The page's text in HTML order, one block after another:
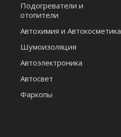
Подогреватели и
отопители
Автохимия и Автокосметика
Шумоизоляция
Автоэлектроника
Автосвет
Фаркопы